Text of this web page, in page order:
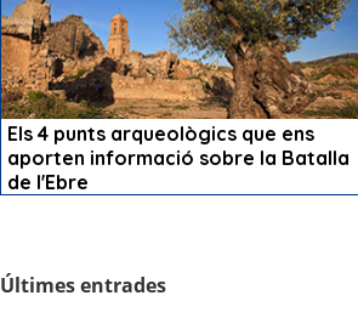
Últimes entrades